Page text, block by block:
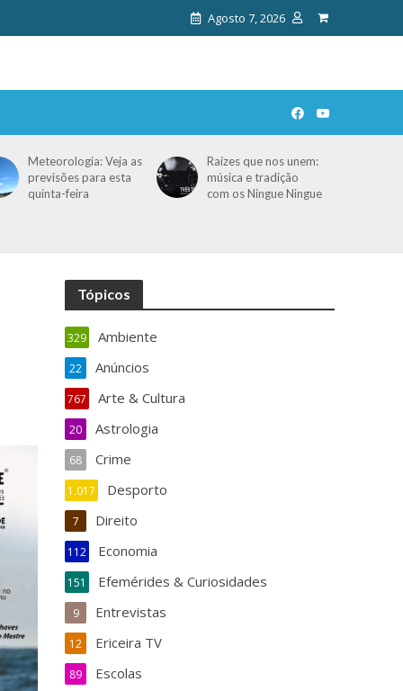
Agosto 7, 2026
Meteorologia: Veja as
previsões para esta
quinta-feira
Raízes que nos unem:
música e tradição
com os Ningue Ningue
Tópicos
Ambiente
329
Anúncios
22
Arte & Cultura
767
Astrologia
20
Crime
68
Desporto
1.017
Direito
7
Economia
112
Efemérides & Curiosidades
151
Entrevistas
9
Ericeira TV
12
Escolas
89